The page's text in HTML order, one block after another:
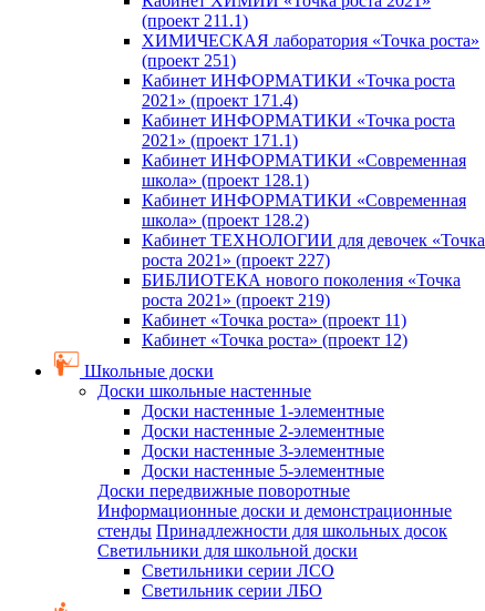
(проект 211.1)
ХИМИЧЕСКАЯ лаборатория «Точка роста»
(проект 251)
Кабинет ИНФОРМАТИКИ «Точка роста
2021» (проект 171.4)
Кабинет ИНФОРМАТИКИ «Точка роста
2021» (проект 171.1)
Кабинет ИНФОРМАТИКИ «Современная
школа» (проект 128.1)
Кабинет ИНФОРМАТИКИ «Современная
школа» (проект 128.2)
Кабинет ТЕХНОЛОГИИ для девочек «Точка
роста 2021» (проект 227)
БИБЛИОТЕКА нового поколения «Точка
роста 2021» (проект 219)
Кабинет «Точка роста» (проект 11)
Кабинет «Точка роста» (проект 12)
Школьные доски
Доски школьные настенные
Доски настенные 1-элементные
Доски настенные 2-элементные
Доски настенные 3-элементные
Доски настенные 5-элементные
Доски передвижные поворотные
Информационные доски и демонстрационные
стенды Принадлежности для школьных досок
Светильники для школьной доски
Светильники серии ЛСО
Светильник серии ЛБО